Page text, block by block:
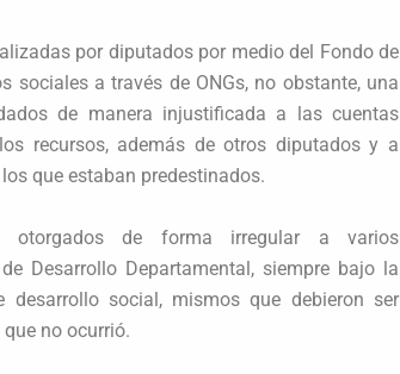
por diputados por medio del Fondo de
sociales a través de ONGs, no obstante, una
de manera injustificada a las cuentas
recursos, además de otros diputados y a
que estaban predestinados.
otorgados de forma irregular a varios
Desarrollo Departamental, siempre bajo la
social, mismos que debieron ser
no ocurrió.